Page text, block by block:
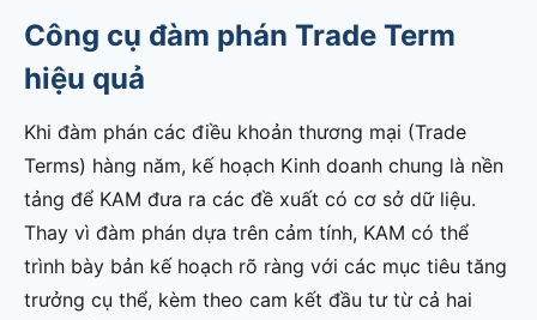
Công cụ đàm phán Trade Term
hiệu quả
Khi đàm phán các điều khoản thương mại (Trade
Terms) hàng năm, kế hoạch Kinh doanh chung là nền
tảng để KAM đưa ra các đề xuất có cơ sở dữ liệu.
Thay vì đàm phán dựa trên cảm tính, KAM có thể
trình bày bản kế hoạch rõ ràng với các mục tiêu tăng
trưởng cụ thể, kèm theo cam kết đầu tư từ cả hai